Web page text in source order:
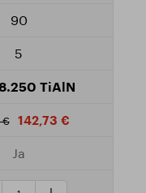
90
5
TiAlN
€ 142,73 €
Ja